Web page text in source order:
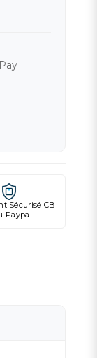
Sécurisé CB
Paypal